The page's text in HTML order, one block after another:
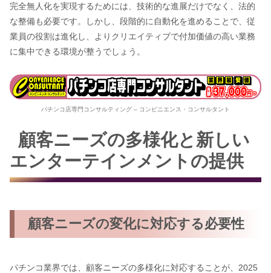
完全無人化を実現するためには、技術的な進展だけでなく、法的
な整備も必要です。しかし、段階的に自動化を進めることで、従
業員の役割は進化し、よりクリエイティブで付加価値の高い業務
に集中できる環境が整うでしょう。
パチンコ店専門コンサルティング – コンビニエンス・コンサルタント
顧客ニーズの多様化と新しい
エンターテインメントの提供
顧客ニーズの変化に対応する必要性
パチンコ業界では、顧客ニーズの多様化に対応することが、2025